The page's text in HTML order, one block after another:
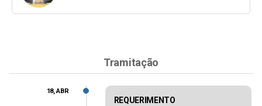
Tramitação
REQUERIMENTO
18, ABR